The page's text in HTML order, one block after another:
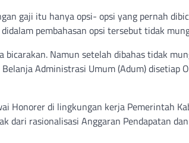
gaji itu hanya opsi- opsi yang pernah
pembahasan opsi tersebut tidak
bicarakan. Namun setelah dibahas tidak
Administrasi Umum (Adum) disetiap
Honorer di lingkungan kerja Pemerintah
dari rasionalisasi Anggaran Pendapatan